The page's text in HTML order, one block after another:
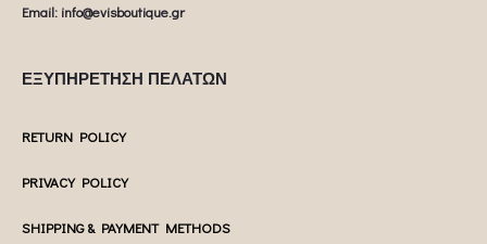
Email: info@evisboutique.gr
ΕΞΥΠΗΡΕΤΗΣΗ ΠΕΛΑΤΩΝ
RETURN POLICY
PRIVACY POLICY
SHIPPING & PAYMENT METHODS